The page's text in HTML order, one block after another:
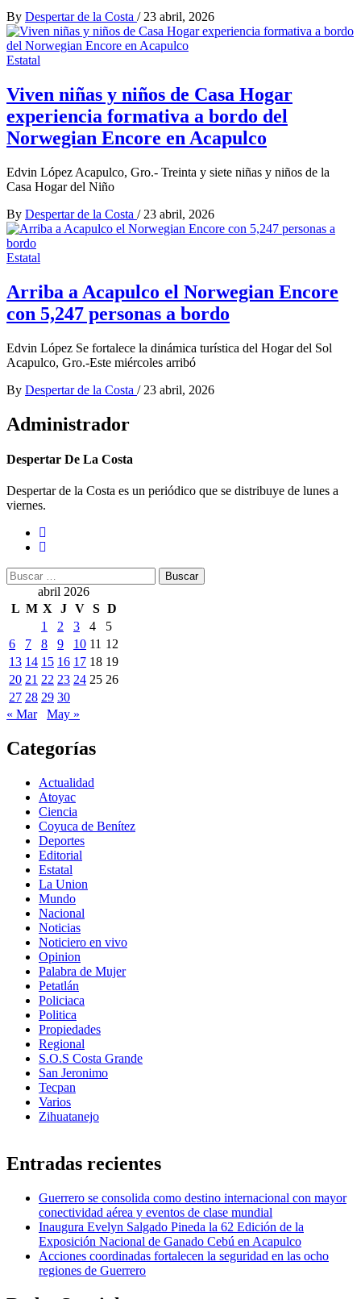
By Despertar de la Costa / 23 abril, 2026
Estatal
Viven niñas y niños de Casa Hogar
experiencia formativa a bordo del
Norwegian Encore en Acapulco
Edvin López Acapulco, Gro.- Treinta y siete niñas y niños de la
Casa Hogar del Niño
By Despertar de la Costa / 23 abril, 2026
Estatal
Arriba a Acapulco el Norwegian Encore
con 5,247 personas a bordo
Edvin López Se fortalece la dinámica turística del Hogar del Sol
Acapulco, Gro.-Este miércoles arribó
By Despertar de la Costa / 23 abril, 2026
Administrador
Despertar De La Costa
Despertar de la Costa es un periódico que se distribuye de lunes a
viernes.
Buscar:
abril 2026
L M X J V S D
1
2 3 4
5
6
7 8 9 10 11 12
13 14 15 16 17 18 19
20 21 22 23 24 25 26
27 28 29 30
« Mar
May »
Categorías
Actualidad
Atoyac
Ciencia
Coyuca de Benítez
Deportes
Editorial
Estatal
La Union
Mundo
Nacional
Noticias
Noticiero en vivo
Opinion
Palabra de Mujer
Petatlán
Policiaca
Politica
Propiedades
Regional
S.O.S Costa Grande
San Jeronimo
Tecpan
Varios
Zihuatanejo
Entradas recientes
Guerrero se consolida como destino internacional con mayor
conectividad aérea y eventos de clase mundial
Inaugura Evelyn Salgado Pineda la 62 Edición de la
Exposición Nacional de Ganado Cebú en Acapulco
Acciones coordinadas fortalecen la seguridad en las ocho
regiones de Guerrero